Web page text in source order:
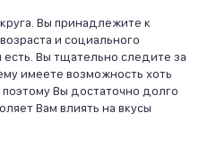
Вы принадлежите к
и социального
Вы тщательно следите за
имеете возможность хоть
Вы достаточно долго
Вам влиять на вкусы